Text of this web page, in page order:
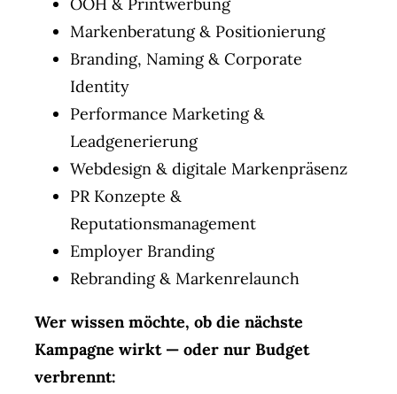
Markenberatung & Positionierung
Branding, Naming & Corporate
Identity
Performance Marketing &
Leadgenerierung
Webdesign & digitale Markenpräsenz
PR Konzepte &
Reputationsmanagement
Employer Branding
Rebranding & Markenrelaunch
Wer wissen möchte, ob die nächste
Kampagne wirkt — oder nur Budget
verbrennt: